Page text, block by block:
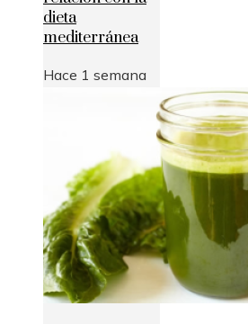
dieta
mediterránea
Hace 1 semana